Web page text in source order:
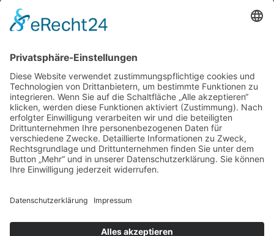
Geschäftsführerin
Social Media
HGV Emstek on Facebook
Impressum
Datenschutz